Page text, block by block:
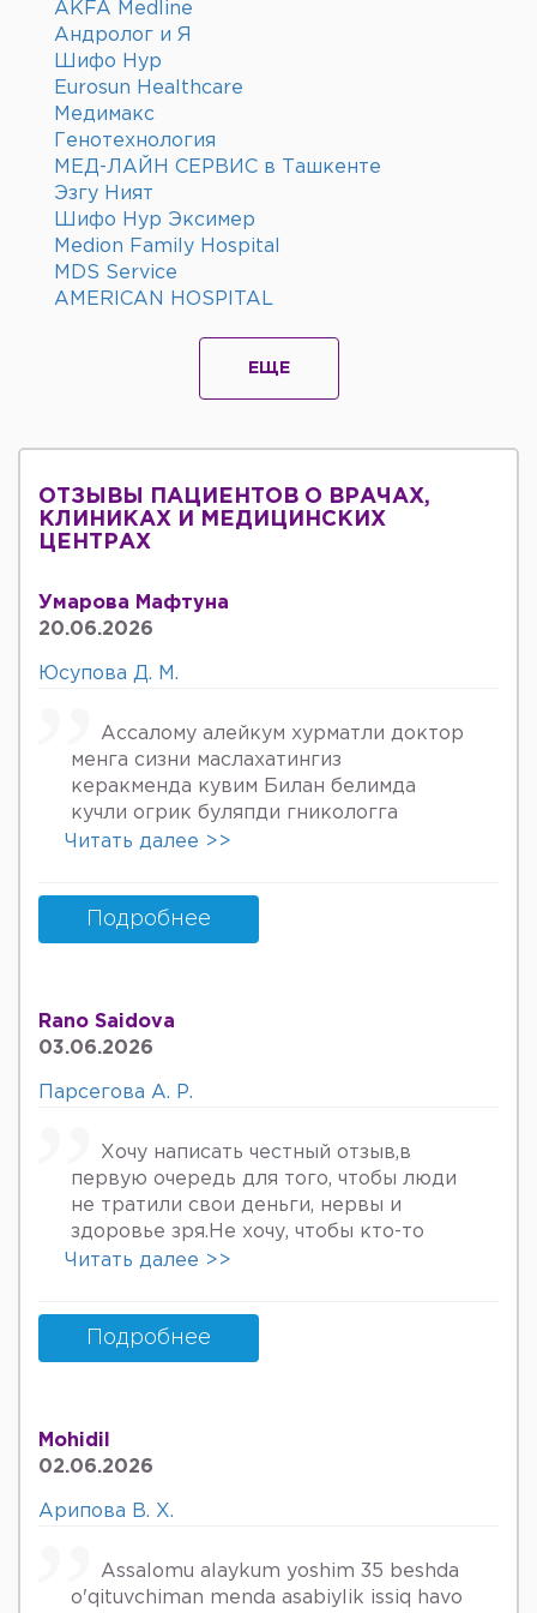
AKFA Medline
Андролог и Я
Шифо Нур
Eurosun Healthcare
Медимакс
Генотехнология
МЕД-ЛАЙН СЕРВИС в Ташкенте
Эзгу Ният
Шифо Нур Эксимер
Medion Family Hospital
MDS Service
AMERICAN HOSPITAL
ЕЩЕ
ОТЗЫВЫ ПАЦИЕНТОВ О ВРАЧАХ,
КЛИНИКАХ И МЕДИЦИНСКИХ
ЦЕНТРАХ
Умарова Мафтуна
20.06.2026
Юсупова Д. М.
Ассалому алейкум хурматли доктор
менга сизни маслахатингиз
керакменда кувим Билан белимда
кучли огрик буляпди гникологга
онкологов уролога хирурга учрадим
куйдирдик лекин фойдаси булмаяпди
охири вирус бормикин деган фикрга
келяпман шунинг учун хатто
Беринг 34га кирдим 3та фарзанди бор
хурмат Билан Мафтуна
Читать далее >>
Подробнее
Rano Saidova
03.06.2026
Парсегова А. Р.
Хочу написать честный отзыв,в
первую очередь для того, чтобы люди
не тратили свои деньги, нервы и
здоровье зря.Не хочу, чтобы кто-то
пережил то, что пережила я. Врач
врачебной этике и нормальном
человеческом отношении к людям.
Если хотите попасть в психбольницу
так унижать женщин, убивать в них
надежду, грубить и высокомерно
после осмотра на кресле и грубом
заметила кровяные выделения.
Женщинам старше 30 она выносит
Читать далее >>
Подробнее
Mohidil
02.06.2026
Арипова В. Х.
Assalomu alaykum yoshim 35 beshda
o'qituvchiman menda asabiylik issiq havo